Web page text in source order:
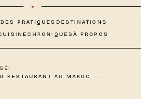
PRATIQUES DESTINATIONS
CHRONIQUESÀ PROPOS
›
RESTAURANT AU MAROC :…